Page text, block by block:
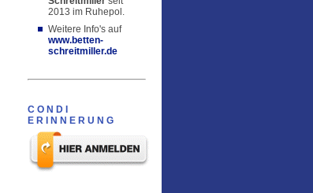
2013 im Ruhepol.
Weitere Info's auf
www.betten-
schreitmiller.de
CONDI
ERINNERUNG